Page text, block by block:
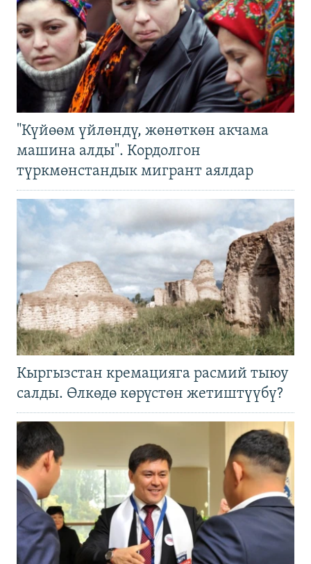
"Күйөөм үйлөндү, жөнөткөн акчама
машина алды". Кордолгон
түркмөнстандык мигрант аялдар
Кыргызстан кремацияга расмий тыюу
салды. Өлкөдө көрүстөн жетиштүүбү?